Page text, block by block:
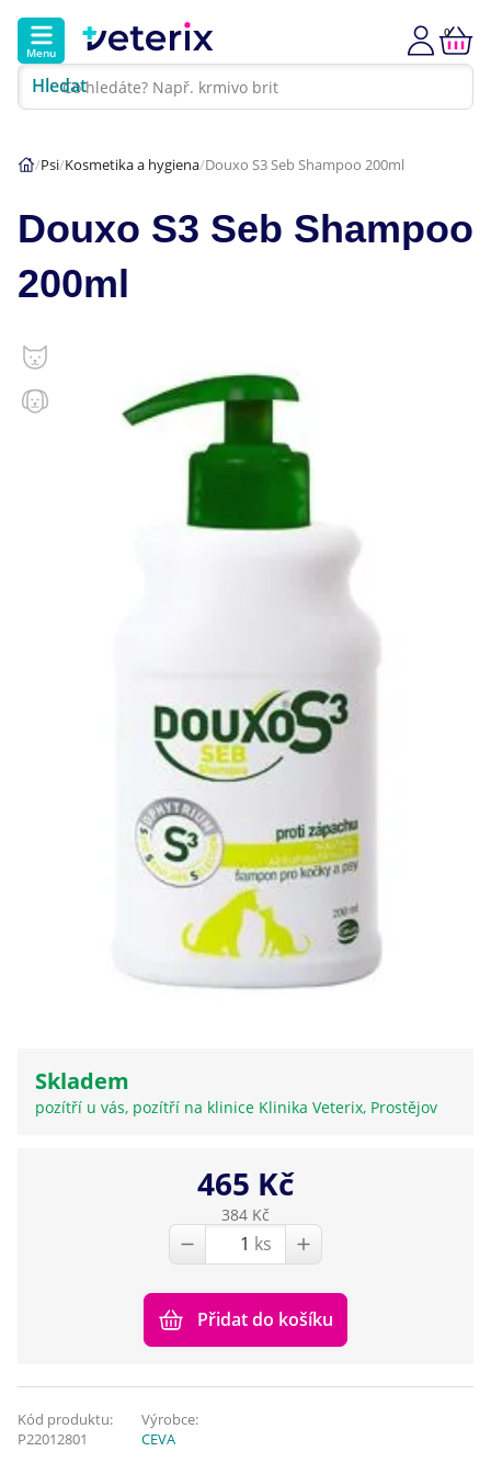
Menu
Hledat
0
Akce
Psi
Kočky
Veterinární diety
(Po–Pá, 8–15h)
eshop@veterix.cz
Psi Kosmetika a hygiena Douxo S3 Seb Shampoo 200ml
Douxo S3 Seb Shampoo
200ml
Skladem
pozítří u vás, pozítří na klinice Klinika Veterix, Prostějov
465 Kč
384 Kč
ks
Přidat do košíku
Kód produktu:
P22012801
Výrobce:
CEVA